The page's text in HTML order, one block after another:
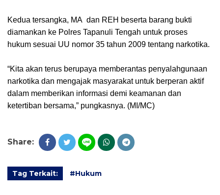
Kedua tersangka, MA dan REH beserta barang bukti
diamankan ke Polres Tapanuli Tengah untuk proses
hukum sesuai UU nomor 35 tahun 2009 tentang narkotika.
“Kita akan terus berupaya memberantas penyalahgunaan
narkotika dan mengajak masyarakat untuk berperan aktif
dalam memberikan informasi demi keamanan dan
ketertiban bersama,” pungkasnya. (MI/MC)
Share:
Tag Terkait: #Hukum